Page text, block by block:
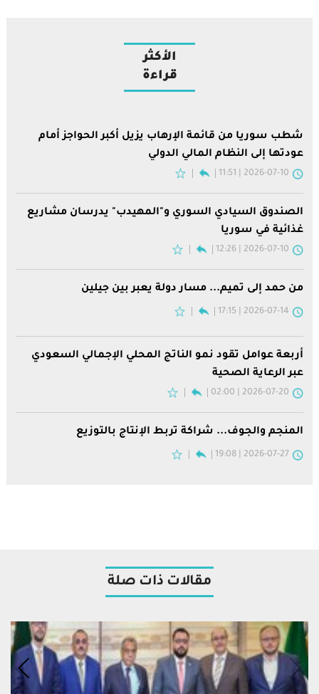
الأكثر
قراءة
شطب سوريا من قائمة الإرهاب يزيل أكبر الحواجز أمام
عودتها إلى النظام المالي الدولي
2026-07-10 | 11:51
الصندوق السيادي السوري و"المهيدب" يدرسان مشاريع
غذائية في سوريا
2026-07-10 | 12:26
من حمد إلى تميم... مسار دولة يعبر بين جيلين
2026-07-14 | 17:15
أربعة عوامل تقود نمو الناتج المحلي الإجمالي السعودي
عبر الرعاية الصحية
2026-07-20 | 02:00
المنجم والجوف... شراكة تربط الإنتاج بالتوزيع
2026-07-27 | 19:08
مقالات ذات صلة